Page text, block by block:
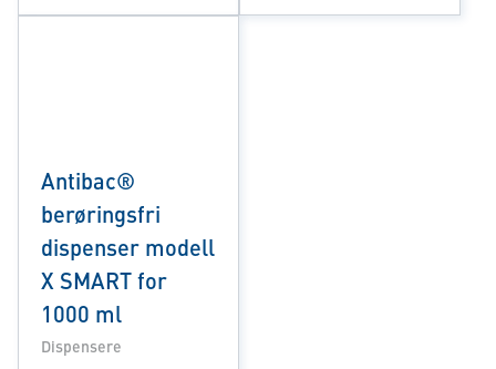
Antibac®
berøringsfri
dispenser modell
X SMART for
1000 ml
Dispensere